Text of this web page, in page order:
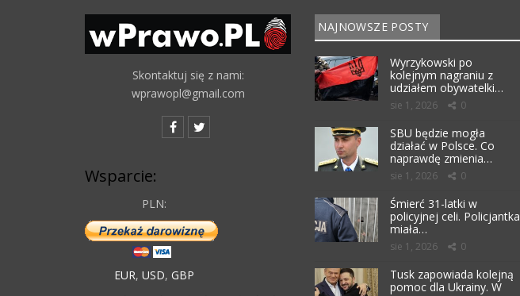
Skontaktuj się z nami:
wprawopl@gmail.com
Wsparcie:
PLN:
EUR, USD, GBP
NAJNOWSZE POSTY
Wyrzykowski po
kolejnym nagraniu z
udziałem obywatelki…
sie 1, 2026 0
SBU będzie mogła
działać w Polsce. Co
naprawdę zmienia…
sie 1, 2026 0
Śmierć 31-latki w
policyjnej celi. Policjantka
miała…
sie 1, 2026 0
Tusk zapowiada kolejną
pomoc dla Ukrainy. W